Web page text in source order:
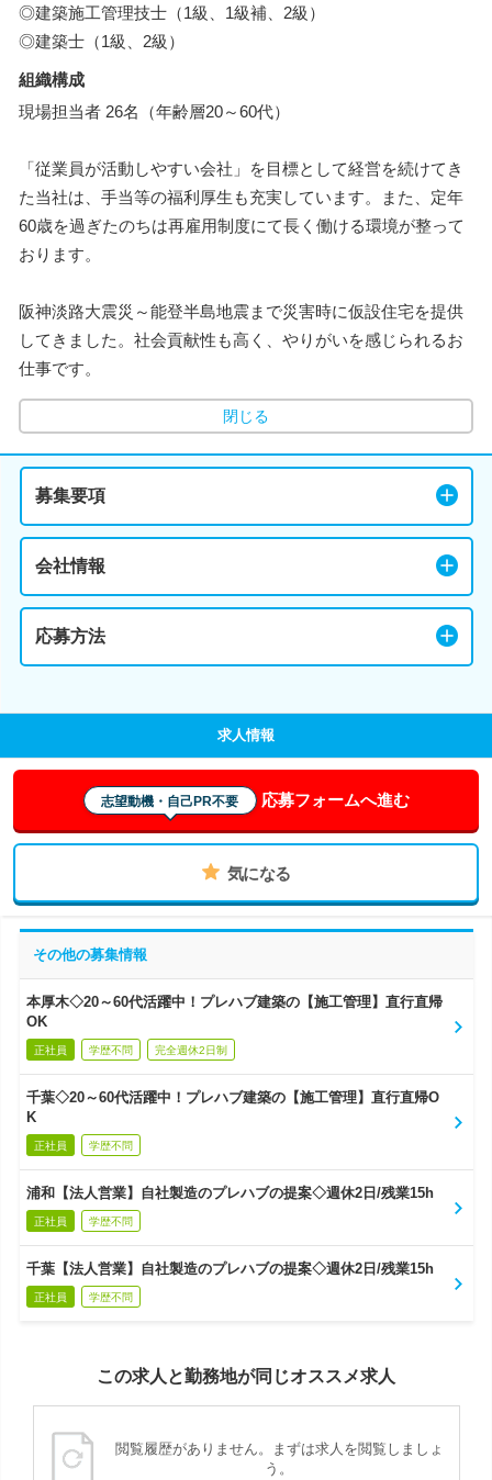
◎建築施工管理技士（1級、1級補、2級）
◎建築士（1級、2級）
組織構成
現場担当者 26名（年齢層20～60代）
「従業員が活動しやすい会社」を目標として経営を続けてき
た当社は、手当等の福利厚生も充実しています。また、定年
60歳を過ぎたのちは再雇用制度にて長く働ける環境が整って
おります。
阪神淡路大震災～能登半島地震まで災害時に仮設住宅を提供
してきました。社会貢献性も高く、やりがいを感じられるお
仕事です。
閉じる
募集要項
会社情報
応募方法
求人情報
志望動機・自己PR不要 応募フォームへ進む
気になる
その他の募集情報
本厚木◇20～60代活躍中！プレハブ建築の【施工管理】直行直帰
OK
正社員 学歴不問 完全週休2日制
千葉◇20～60代活躍中！プレハブ建築の【施工管理】直行直帰O
K
正社員 学歴不問
浦和【法人営業】自社製造のプレハブの提案◇週休2日/残業15h
正社員 学歴不問
千葉【法人営業】自社製造のプレハブの提案◇週休2日/残業15h
正社員 学歴不問
この求人と勤務地が同じオススメ求人
閲覧履歴がありません。まずは求人を閲覧しましょ
う。